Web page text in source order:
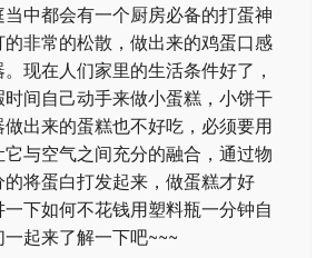
中都会有一个厨房必备的打蛋神
非常的松散，做出来的鸡蛋口感
现在人们家里的生活条件好了，
间自己动手来做小蛋糕，小饼干
出来的蛋糕也不好吃，必须要用
与空气之间充分的融合，通过物
将蛋白打发起来，做蛋糕才好
下如何不花钱用塑料瓶一分钟自
起来了解一下吧~~~